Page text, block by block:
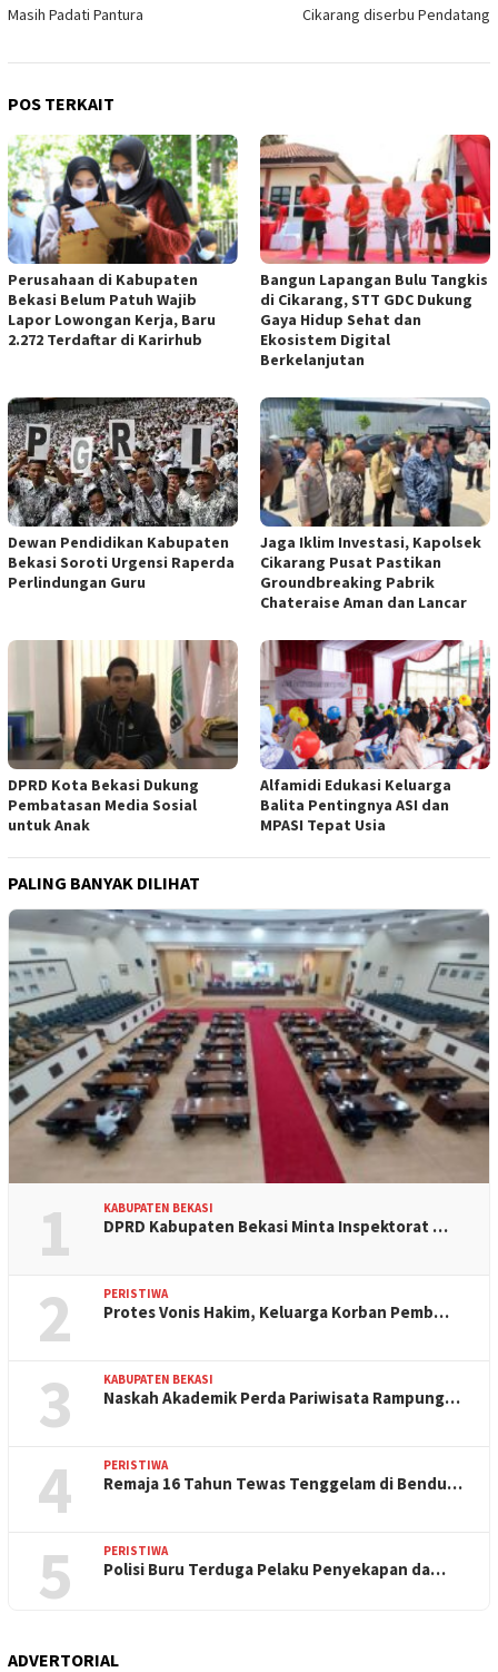
Masih Padati Pantura
Cikarang diserbu Pendatang
POS TERKAIT
Perusahaan di Kabupaten
Bekasi Belum Patuh Wajib
Lapor Lowongan Kerja, Baru
2.272 Terdaftar di Karirhub
Bangun Lapangan Bulu Tangkis
di Cikarang, STT GDC Dukung
Gaya Hidup Sehat dan
Ekosistem Digital
Berkelanjutan
Dewan Pendidikan Kabupaten
Bekasi Soroti Urgensi Raperda
Perlindungan Guru
Jaga Iklim Investasi, Kapolsek
Cikarang Pusat Pastikan
Groundbreaking Pabrik
Chateraise Aman dan Lancar
DPRD Kota Bekasi Dukung
Pembatasan Media Sosial
untuk Anak
Alfamidi Edukasi Keluarga
Balita Pentingnya ASI dan
MPASI Tepat Usia
PALING BANYAK DILIHAT
1 KABUPATEN BEKASI
DPRD Kabupaten Bekasi Minta Inspektorat …
2 PERISTIWA
Protes Vonis Hakim, Keluarga Korban Pemb…
3 KABUPATEN BEKASI
Naskah Akademik Perda Pariwisata Rampung…
4 PERISTIWA
Remaja 16 Tahun Tewas Tenggelam di Bendu…
5 PERISTIWA
Polisi Buru Terduga Pelaku Penyekapan da…
ADVERTORIAL